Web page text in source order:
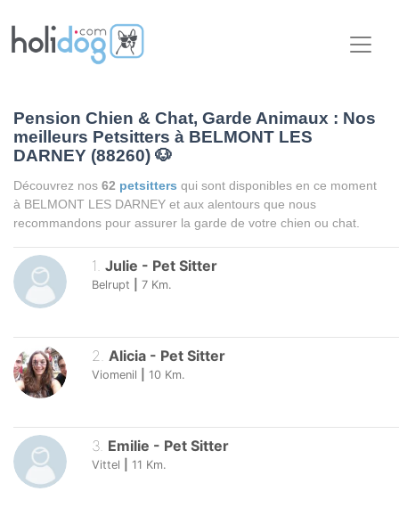
Pension Chien & Chat, Garde Animaux : Nos
meilleurs Petsitters à BELMONT LES
DARNEY (88260) 🐶
Découvrez nos 62 petsitters qui sont disponibles en ce moment
à BELMONT LES DARNEY et aux alentours que nous
recommandons pour assurer la garde de votre chien ou chat.
1. Julie - Pet Sitter
Belrupt 7 Km.
2. Alicia - Pet Sitter
Viomenil 10 Km.
3. Emilie - Pet Sitter
Vittel 11 Km.